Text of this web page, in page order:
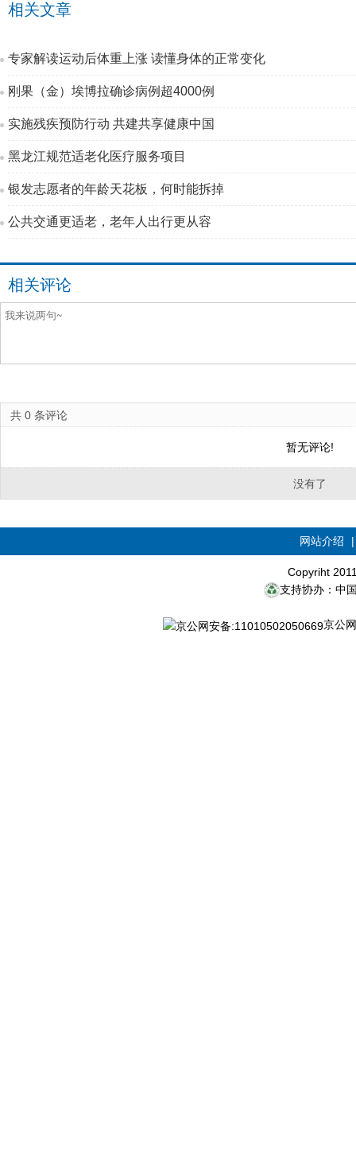
相关文章
专家解读运动后体重上涨 读懂身体的正常变化
刚果（金）埃博拉确诊病例超4000例
实施残疾预防行动 共建共享健康中国
黑龙江规范适老化医疗服务项目
银发志愿者的年龄天花板，何时能拆掉
公共交通更适老，老年人出行更从容
相关评论
共 0 条评论
暂无评论!
没有了
网站介绍
Copyriht
支持协办：中
京公